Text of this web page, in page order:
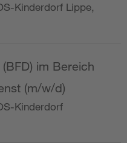
Kinderdorf Lippe,
im Bereich
(m/w/d)
Kinderdorf